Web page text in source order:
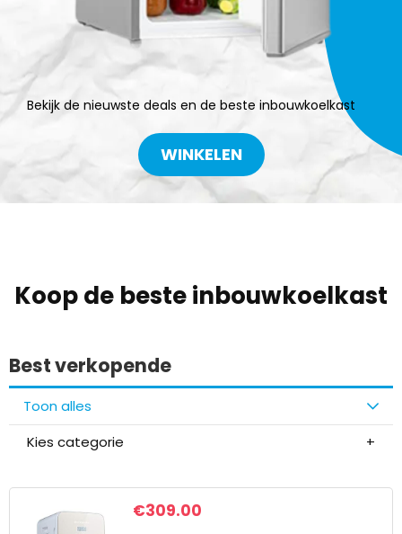
Bekijk de nieuwste deals en de beste inbouwkoelkast
WINKELEN
Koop de beste inbouwkoelkast
Best verkopende
Toon alles
Kies categorie
€309.00